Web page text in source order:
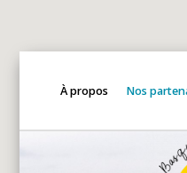
À propos Nos